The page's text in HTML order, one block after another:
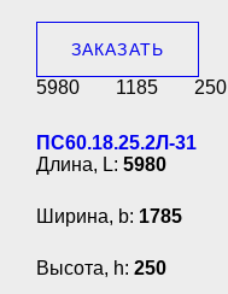
ЗАКАЗАТЬ
5980 1185 250
ПС60.18.25.2Л-31
Длина, L: 5980
Ширина, b: 1785
Высота, h: 250